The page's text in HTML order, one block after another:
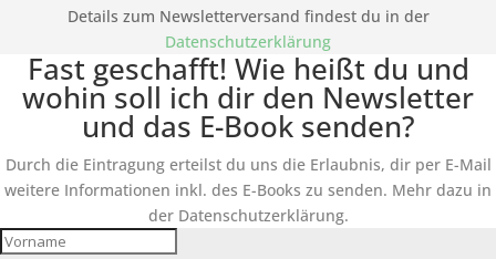
Details zum Newsletterversand findest du in der
Datenschutzerklärung
Fast geschafft! Wie heißt du und
wohin soll ich dir den Newsletter
und das E-Book senden?
Durch die Eintragung erteilst du uns die Erlaubnis, dir per E-Mail
weitere Informationen inkl. des E-Books zu senden. Mehr dazu in
der Datenschutzerklärung.